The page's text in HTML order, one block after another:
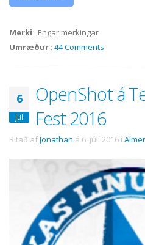
Merki : Engar merkingar
Umræður : 44 Comments
6
Júl
OpenShot á
Fest 2016
Ritað afJonathan á 6. júlí 2016 í